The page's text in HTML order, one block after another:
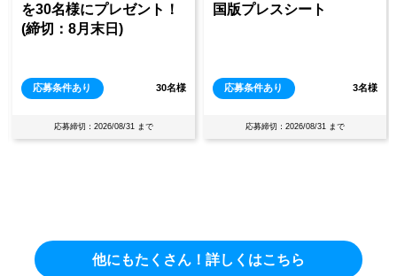
プレゼント！
末日)
30名様
2026/08/31 まで
国版プレスシート
応募条件あり 3名様
応募締切：2026/08/31 まで
バンク」観
応募条件あり
他にもたくさん！詳しくはこちら